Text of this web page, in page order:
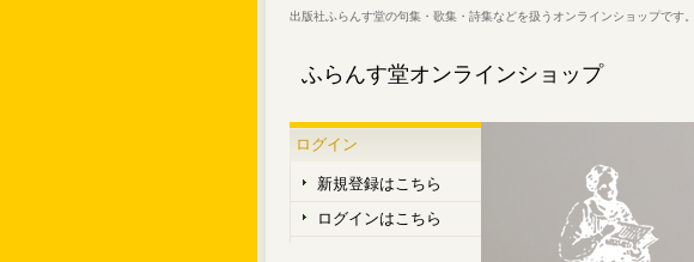
出版社ふらんす堂の句集・歌集・詩集などを扱うオンラインショップです。
ふらんす堂オンラインショップ
ログイン
新規登録はこちら
ログインはこちら